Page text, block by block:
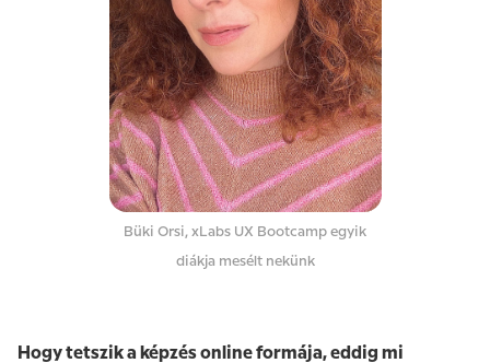
Büki Orsi, xLabs UX Bootcamp egyik
diákja mesélt nekünk
Hogy tetszik a képzés online formája, eddig mi